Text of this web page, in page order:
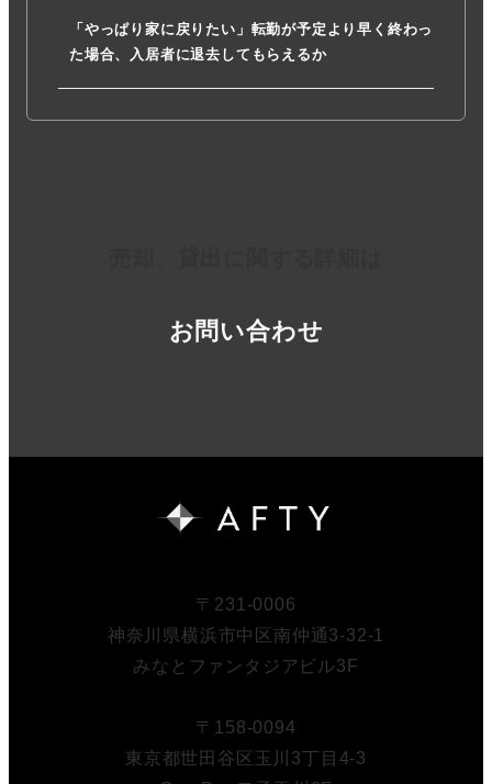
「やっぱり家に戻りたい」転勤が予定より早く終わっ
た場合、入居者に退去してもらえるか
お問い合わせ
〒231-0006
神奈川県横浜市中区南仲通3-32-1
みなとファンタジアビル3F
〒158-0094
東京都世田谷区玉川3丁目4-3